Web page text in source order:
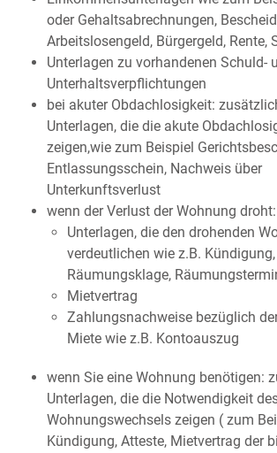
oder Gehaltsabrechnungen,
Arbeitslosengeld, Bürgergeld, Rente,
Unterlagen zu vorhandenen Schuld-
Unterhaltsverpflichtungen
bei akuter Obdachlosigkeit:
Unterlagen, die die akute
zeigen,wie zum Beispiel
Entlassungsschein, Nachweis über
Unterkunftsverlust
wenn der Verlust der Wohnung
Unterlagen, die den drohenden
verdeutlichen wie z.B. Kündigung,
Räumungsklage,
Mietvertrag
Zahlungsnachweise bezüglich
Miete wie z.B. Kontoauszug
wenn Sie eine Wohnung benötigen:
Unterlagen, die die Notwendigkeit
Wohnungswechsels zeigen ( zum
Kündigung, Atteste, Mietvertrag der